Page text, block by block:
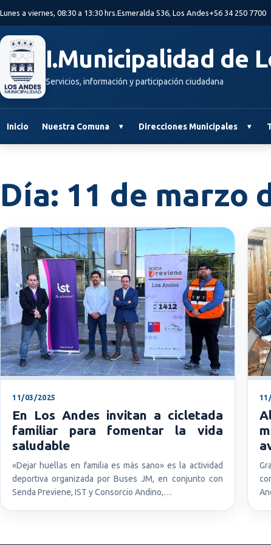
Lunes a viernes, 08:30 a 13:30 hrs.Esmeralda 536, Los Andes+56 34 250 7700
I.Municipalidad de
Servicios, información y participación ciudadana
Inicio Nuestra Comuna Direcciones Municipales
Día: 11 de marzo
11/03/2025
En Los Andes invitan a cicletada
familiar para fomentar la vida
saludable
«Dejar huellas en familia es más sano» es la actividad
deportiva organizada por Buses JM, en conjunto con
Senda Previene, IST y Consorcio Andino,…